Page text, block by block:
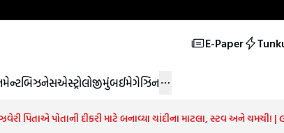
E-Paper
બિઝનેસએસ્ટ્રોલોજીમુંબઈમેગેઝિન
પિતાએ પોતાની દીકરી માટે બનાવ્યા ચાંદીના માટલા, સ્ટવ અને ચમચી! |